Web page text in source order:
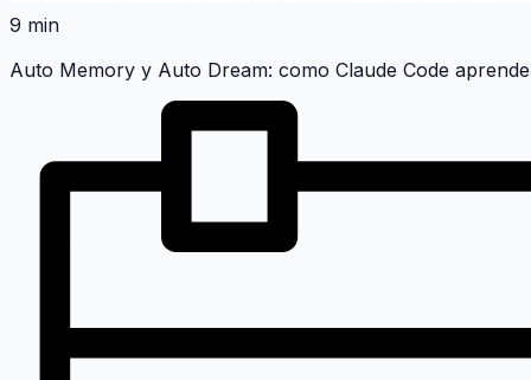
9 min
Auto Memory y Auto Dream: como Claude Code